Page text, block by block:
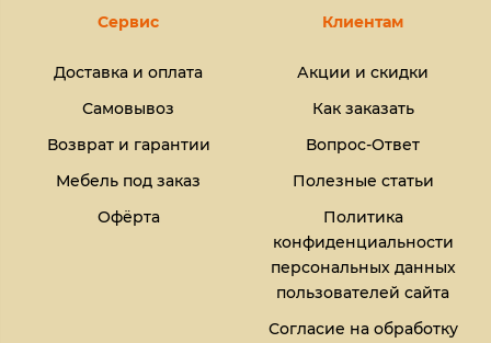
Сервис
Доставка и оплата
Самовывоз
Возврат и гарантии
Мебель под заказ
Офёрта
Клиентам
Акции и скидки
Как заказать
Вопрос-Ответ
Полезные статьи
Политика
конфиденциальности
персональных данных
пользователей сайта
Согласие на обработку